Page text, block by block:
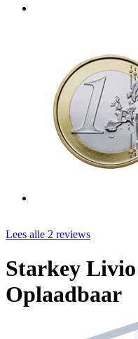
Lees alle 2 reviews
Starkey
Oplaadbaar